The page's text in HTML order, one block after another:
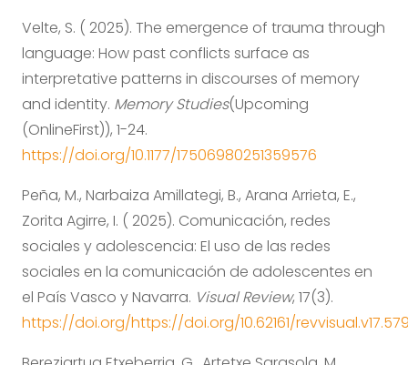
Velte, S. ( 2025). The emergence of trauma through
language: How past conflicts surface as
interpretative patterns in discourses of memory
and identity. Memory Studies(Upcoming
(OnlineFirst)), 1-24.
https://doi.org/10.1177/17506980251359576
Peña, M., Narbaiza Amillategi, B., Arana Arrieta, E.,
Zorita Agirre, I. ( 2025). Comunicación, redes
sociales y adolescencia: El uso de las redes
sociales en la comunicación de adolescentes en
el País Vasco y Navarra. Visual Review, 17(3).
https://doi.org/https://doi.org/10.62161/